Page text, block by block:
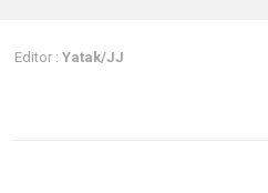
Editor : Yatak/JJ